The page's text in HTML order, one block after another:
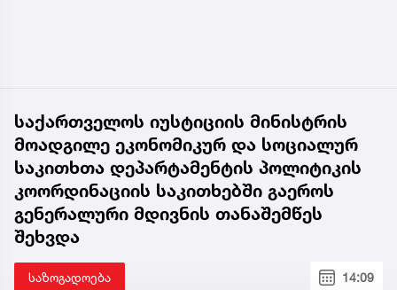
საქართველოს იუსტიციის მინისტრის
მოადგილე ეკონომიკურ და სოციალურ
საკითხთა დეპარტამენტის პოლიტიკის
კოორდინაციის საკითხებში გაეროს
გენერალური მდივნის თანაშემწეს
შეხვდა
საზოგადოება 14:09